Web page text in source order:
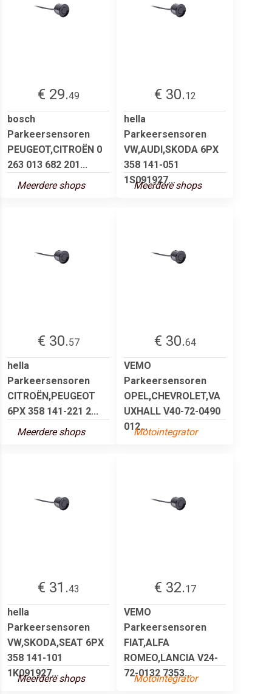
€ 29.49
bosch
Parkeersensoren
PEUGEOT,CITROËN 0
263 013 682 201...
Meerdere shops
€ 30.12
hella
Parkeersensoren
VW,AUDI,SKODA 6PX
358 141-051
1S091927...
Meerdere shops
€ 30.57
hella
Parkeersensoren
CITROËN,PEUGEOT
6PX 358 141-221 2...
Meerdere shops
€ 30.64
VEMO
Parkeersensoren
OPEL,CHEVROLET,VA
UXHALL V40-72-0490
012...
Motointegrator
€ 31.43
hella
Parkeersensoren
VW,SKODA,SEAT 6PX
358 141-101
1K091927...
Meerdere shops
€ 32.17
VEMO
Parkeersensoren
FIAT,ALFA
ROMEO,LANCIA V24-
72-0132 7353...
Motointegrator